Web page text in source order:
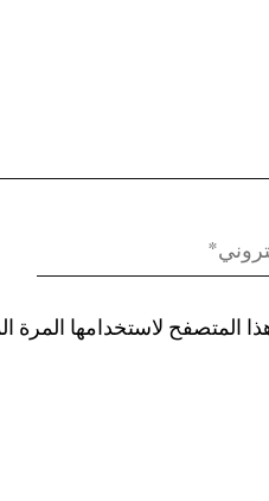
المتصفح لاستخدامها المرة